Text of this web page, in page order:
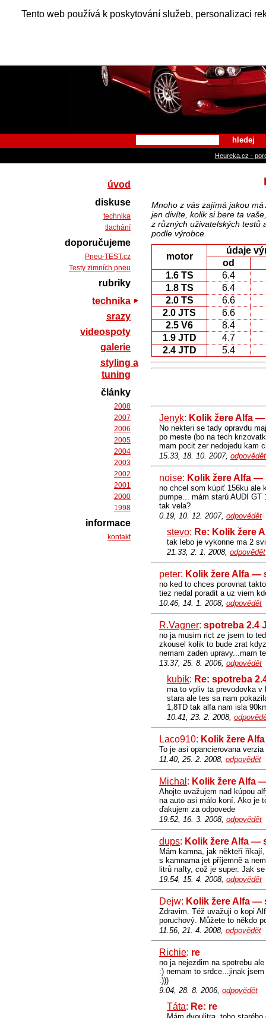
Tento web používá k poskytování služeb, personalizaci
Alfa
hledej
Heureka.cz -
Mnoho z vás zajímá jakou
jen divíte, kolik si bere ta
z různých uživatelských
podle výrobce.
motor
údaje
od
1.6 TS
6.4
1.8 TS
6.4
2.0 TS
6.6
2.0 JTS
6.6
2.5 V6
8.4
1.9 JTD
4.7
2.4 JTD
5.4
Jenyk: Kolik žere Alfa
No nekteri se tady opravdu
po meste (bo na tech
mam pocit zer nedojedu kam
15.33, 18. 10. 2007, odpovědět
noise: Kolik žere Alfa —
no chcel som kúpiť 156ku ale
pumpe... mám starú AUDI
tak vela?
0.19, 10. 12. 2007, odpovědět
stevo: Re: Kolik žere
tak lebo je vykonne ma 2
21.33, 2. 1. 2008, odpovědět
peter: Kolik žere Alfa —
no ked to chces porovnat
tiez nedal poradit a uz viem
10.46, 14. 1. 2008, odpovědět
R.Vagner: spotreba 2.4
no ja musim rict ze jsem to
zkousel kolik to bude zrat
nemam zaden upravy...mam
13.37, 25. 8. 2006, odpovědět
kubik: Re: spotreba
ma to vpliv ta prevodovka v
stara ale tes sa nam
1,8TD tak alfa nam isla
10.41, 23. 2. 2008,
Laco910: Kolik žere
To je asi opancierovana
11.40, 25. 2. 2008, odpovědět
Michal : Kolik žere Alfa
Ahojte uvažujem nad kúpou
na auto asi málo koní. Ako je
ďakujem za odpovede
19.52, 16. 3. 2008, odpovědět
dups: Kolik žere Alfa —
Mám kamna, jak někteří
s kamnama jet příjemně a
litrů nafty, což je super. Jak
19.54, 15. 4. 2008, odpovědět
Dejw: Kolik žere Alfa —
Zdravim. Též uvažuji o kopi
poruchový. Můžete to někdo
11.56, 21. 4. 2008, odpovědět
Richie: re
no ja nejezdim na spotrebu
:) nemam to srdce...jinak
:)))
9.04, 28. 8. 2006, odpovědět
Táta: Re: re
úvod
diskuse
technika
tlachání
doporučujeme
Pneu-TEST.cz
Testy zimních pneu
rubriky
technika
srazy
videospoty
galerie
styling a
tuning
články
2008
2007
2006
2005
2004
2003
2002
2001
2000
1998
informace
kontakt